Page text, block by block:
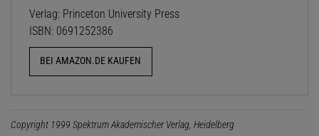
Verlag: Princeton University Press
ISBN: 0691252386
BEI AMAZON.DE KAUFEN
Copyright 1999 Spektrum Akademischer Verlag, Heidelberg